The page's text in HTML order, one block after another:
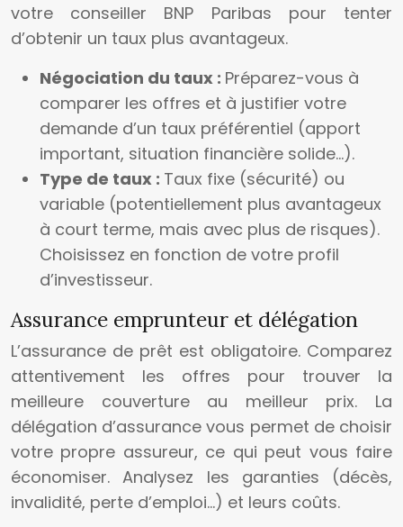
votre conseiller BNP Paribas pour tenter
d’obtenir un taux plus avantageux.
Négociation du taux : Préparez-vous à
comparer les offres et à justifier votre
demande d’un taux préférentiel (apport
important, situation financière solide…).
Type de taux : Taux fixe (sécurité) ou
variable (potentiellement plus avantageux
à court terme, mais avec plus de risques).
Choisissez en fonction de votre profil
d’investisseur.
Assurance emprunteur et délégation
L’assurance de prêt est obligatoire. Comparez
attentivement les offres pour trouver la
meilleure couverture au meilleur prix. La
délégation d’assurance vous permet de choisir
votre propre assureur, ce qui peut vous faire
économiser. Analysez les garanties (décès,
invalidité, perte d’emploi…) et leurs coûts.